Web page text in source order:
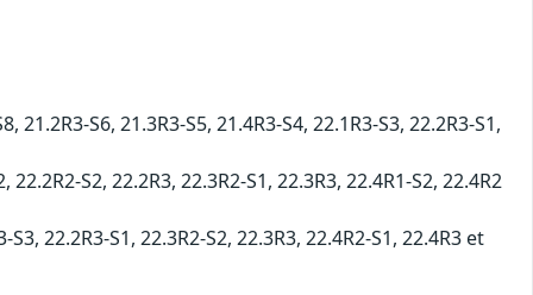
S6, 21.3R3-S5, 21.4R3-S4, 22.1R3-S3, 22.2R3-S1,
S2, 22.2R3, 22.3R2-S1, 22.3R3, 22.4R1-S2, 22.4R2
22.2R3-S1, 22.3R2-S2, 22.3R3, 22.4R2-S1, 22.4R3 et